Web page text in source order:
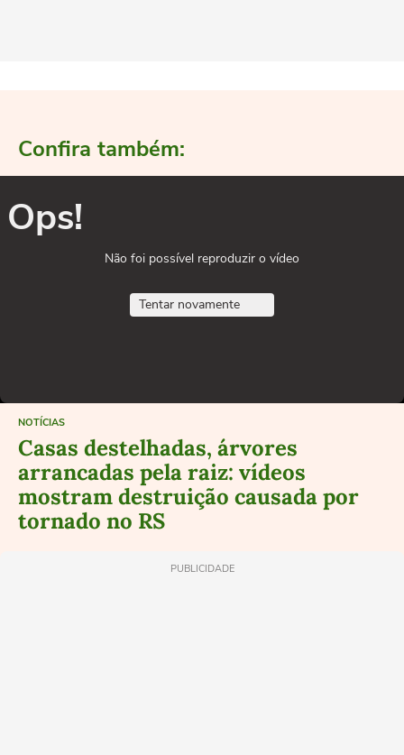
Confira também:
Ops!
Não foi possível reproduzir o vídeo
Tentar novamente
NOTÍCIAS
Casas destelhadas, árvores
arrancadas pela raiz: vídeos
mostram destruição causada por
tornado no RS
PUBLICIDADE